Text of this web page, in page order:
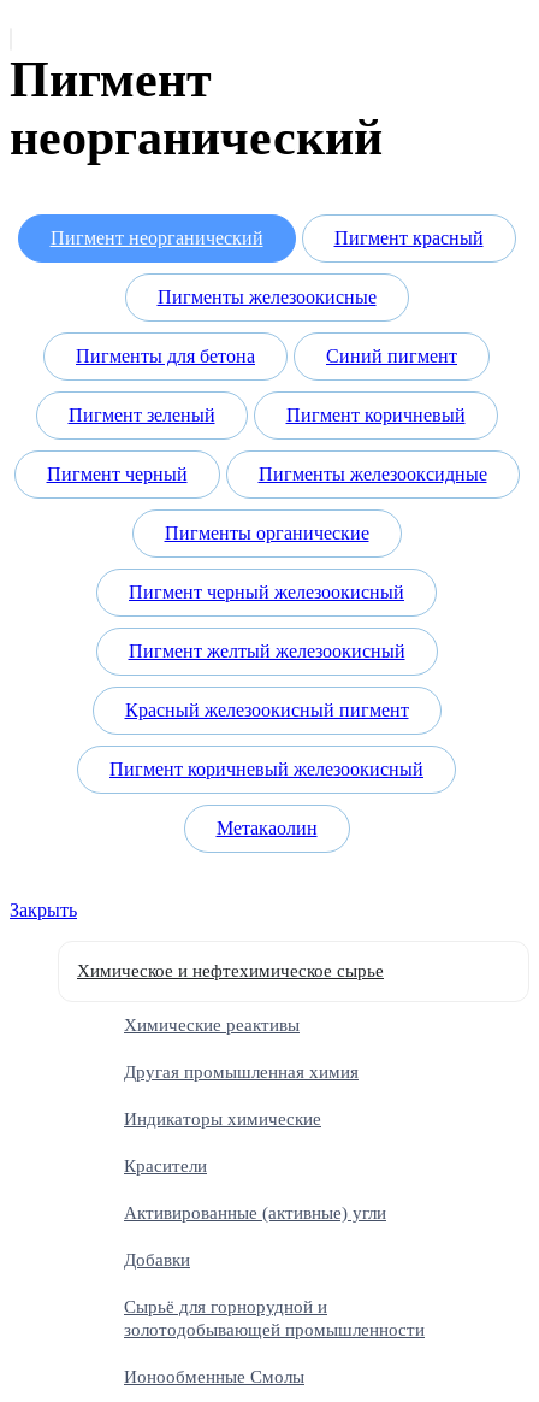
Пигмент
неорганический
Пигмент неорганический Пигмент красный
Пигменты железоокисные
Пигменты для бетона Синий пигмент
Пигмент зеленый Пигмент коричневый
Пигмент черный Пигменты железооксидные
Пигменты органические
Пигмент черный железоокисный
Пигмент желтый железоокисный
Красный железоокисный пигмент
Пигмент коричневый железоокисный
Метакаолин
Закрыть
Химическое и нефтехимическое сырье
Химические реактивы
Другая промышленная химия
Индикаторы химические
Красители
Активированные (активные) угли
Добавки
Сырьё для горнорудной и
золотодобывающей промышленности
Ионообменные Смолы